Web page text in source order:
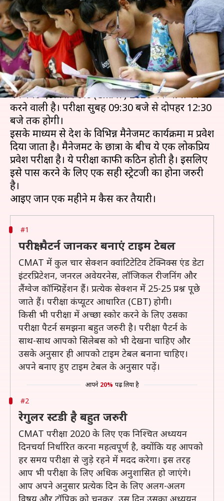
तैयारी
लेखन मोना दीक्षित Dec 15, 2019 11:23 am
क्या है खबर?
नेशनल टेस्ट एजेंसी (NTA) 18 जनवरी, 2020 को कॉमन
मैनेजमेंट एडमिशन टेस्ट (CMAT) 2020 का आयोजन
करने वाली है। परीक्षा सुबह 09:30 बजे से दोपहर 12:30
बजे तक होगी।
इसके माध्यम से देश के विभिन्न मैनेजमेंट कार्यक्रमों में प्रवेश
दिया जाता है। मैनेजमेंट के छात्रों के बीच ये एक लोकप्रिय
प्रवेश परीक्षा है। ये परीक्षा काफी कठिन होती है। इसलिए
इसे पास करने के लिए एक सही स्ट्रेटजी का होना जरुरी
है।
#1
परीक्षा पैटर्न जानकर बनाएं टाइम टेबल
CMAT में कुल चार सेक्शन क्वांटिटेटिव टेक्निक्स एंड डेटा
इंटरप्रिटेशन, जनरल अवेयरनेस, लॉजिकल रीजनिंग और
लैंग्वेज कॉम्प्रिहेंशन हैं। प्रत्येक सेक्शन में 25-25 प्रश्न पूछे
जाते हैं। परीक्षा कंप्यूटर आधारित (CBT) होगी।
किसी भी परीक्षा में अच्छा स्कोर करने के लिए उसका
परीक्षा पैटर्न समझना बहुत जरुरी है। परीक्षा पैटर्न के
साथ-साथ आपको सिलेबस को भी देखना चाहिए और
उसके अनुसार ही आपको टाइम टेबल बनाना चाहिए।
अपने बनाए हुए टाइम टेबल के अनुसार पढ़ें।
आपने 20% पढ़ लिया है
#2
रेगुलर स्टडी है बहुत जरुरी
CMAT परीक्षा 2020 के लिए एक निश्चित अध्ययन
दिनचर्या निर्धारित करना महत्वपूर्ण है, क्योंकि यह आपको
हर समय परीक्षा से जुड़े रहने में मदद करेगा। इस तरह
आप भी परीक्षा के लिए अधिक अनुशासित हो जाएंगे।
आप अपने अनुसार प्रत्येक दिन के लिए अलग-अलग
विषय और टॉपिक को चुनकर, उस दिन उसका अध्ययन